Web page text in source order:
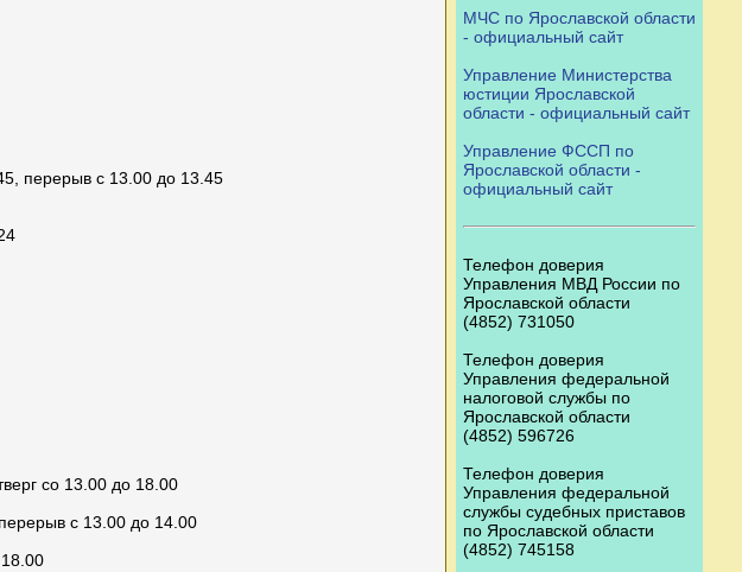
перерыв с 13.00 до 13.45
со 13.00 до 18.00
с 13.00 до 14.00
МЧС по Ярославской области
- официальный сайт
Управление Министерства
юстиции Ярославской
области - официальный сайт
Управление ФССП по
Ярославской области -
официальный сайт
Телефон доверия
Управления МВД России по
Ярославской области
(4852) 731050
Телефон доверия
Управления федеральной
налоговой службы по
Ярославской области
(4852) 596726
Телефон доверия
Управления федеральной
службы судебных приставов
по Ярославской области
(4852) 745158